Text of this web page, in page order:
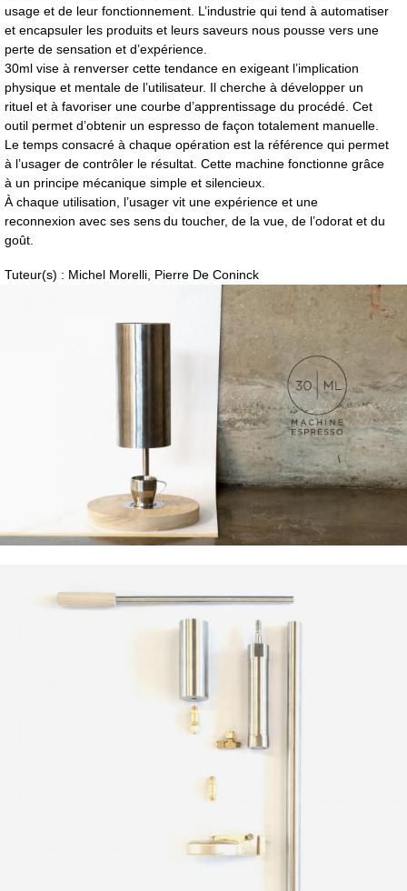
usage et de leur fonctionnement. L’industrie qui tend à automatiser
et encapsuler les produits et leurs saveurs nous pousse vers une
perte de sensation et d’expérience.
30ml vise à renverser cette tendance en exigeant l’implication
physique et mentale de l’utilisateur. Il cherche à développer un
rituel et à favoriser une courbe d’apprentissage du procédé. Cet
outil permet d’obtenir un espresso de façon totalement manuelle.
Le temps consacré à chaque opération est la référence qui permet
à l’usager de contrôler le résultat. Cette machine fonctionne grâce
à un principe mécanique simple et silencieux.
À chaque utilisation, l’usager vit une expérience et une
reconnexion avec ses sens du toucher, de la vue, de l’odorat et du
goût.
Tuteur(s) : Michel Morelli, Pierre De Coninck